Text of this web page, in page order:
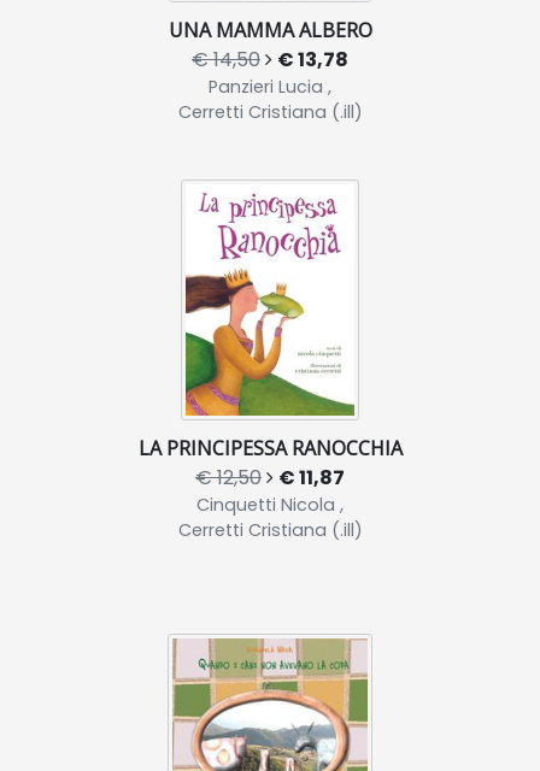
UNA MAMMA ALBERO
€ 14,50 € 13,78
Panzieri Lucia ,
Cerretti Cristiana (.ill)
LA PRINCIPESSA RANOCCHIA
€ 12,50 € 11,87
Cinquetti Nicola ,
Cerretti Cristiana (.ill)